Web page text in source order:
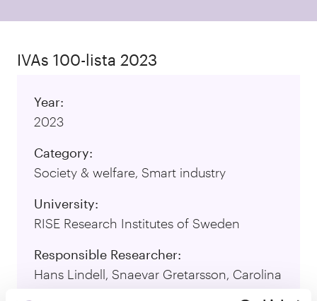
IVAs 100-lista 2023
Year:
2023
Category:
Society & welfare, Smart industry
University:
RISE Research Institutes of Sweden
Responsible Researcher:
Hans Lindell, Snaevar Gretarsson, Carolina